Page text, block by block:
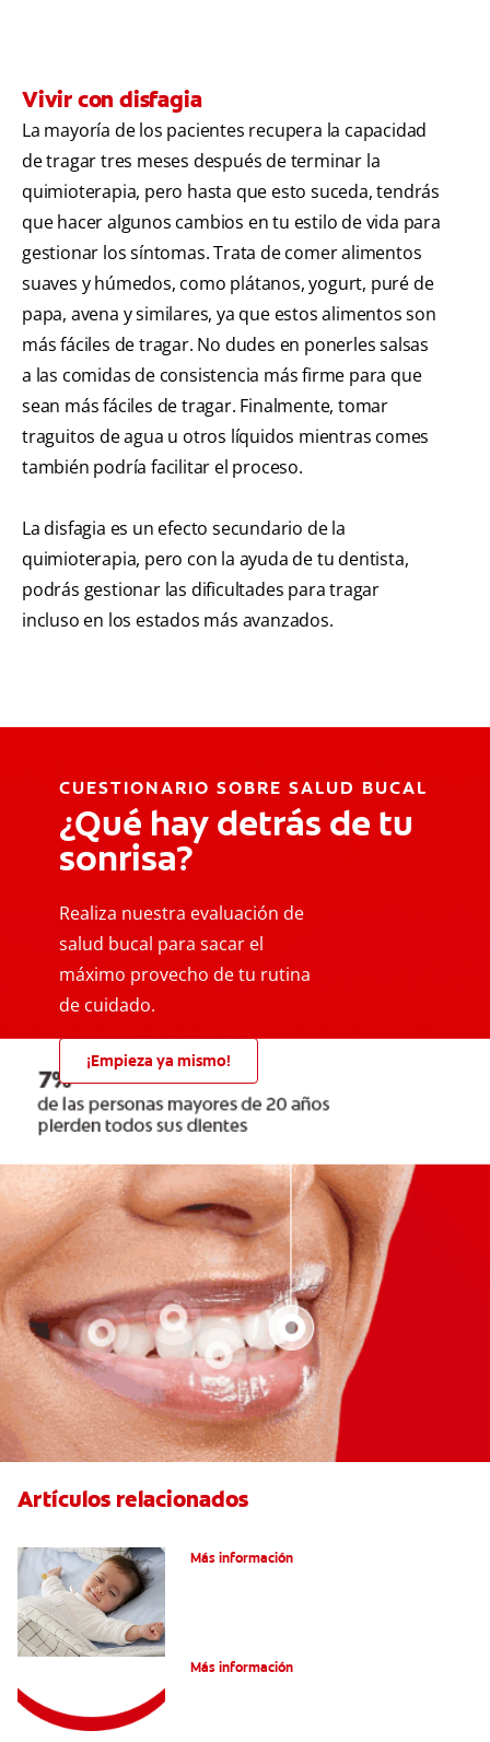
Vivir con disfagia
La mayoría de los pacientes recupera la capacidad
de tragar tres meses después de terminar la
quimioterapia, pero hasta que esto suceda, tendrás
que hacer algunos cambios en tu estilo de vida para
gestionar los síntomas. Trata de comer alimentos
suaves y húmedos, como plátanos, yogurt, puré de
papa, avena y similares, ya que estos alimentos son
más fáciles de tragar. No dudes en ponerles salsas
a las comidas de consistencia más firme para que
sean más fáciles de tragar. Finalmente, tomar
traguitos de agua u otros líquidos mientras comes
también podría facilitar el proceso.
La disfagia es un efecto secundario de la
quimioterapia, pero con la ayuda de tu dentista,
podrás gestionar las dificultades para tragar
incluso en los estados más avanzados.
CUESTIONARIO SOBRE SALUD BUCAL
¿Qué hay detrás de tu
sonrisa?
Realiza nuestra evaluación de
salud bucal para sacar el
máximo provecho de tu rutina
de cuidado.
¡Empieza ya mismo!
Artículos relacionados
Más información
Más información